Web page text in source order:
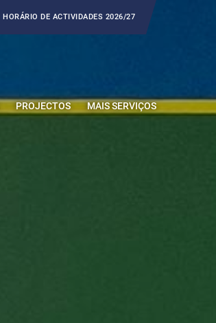
HORÁRIO DE ACTIVIDADES 2026/27
PROJECTOS MAIS SERVIÇOS